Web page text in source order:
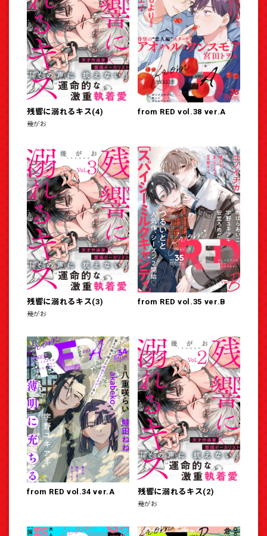
残響に溺れるキス(4)
幾がお
from RED vol.38 ver.A
残響に溺れるキス(3)
幾がお
from RED vol.35 ver.B
from RED vol.34 ver.A 残響に溺れるキス(2)
幾がお